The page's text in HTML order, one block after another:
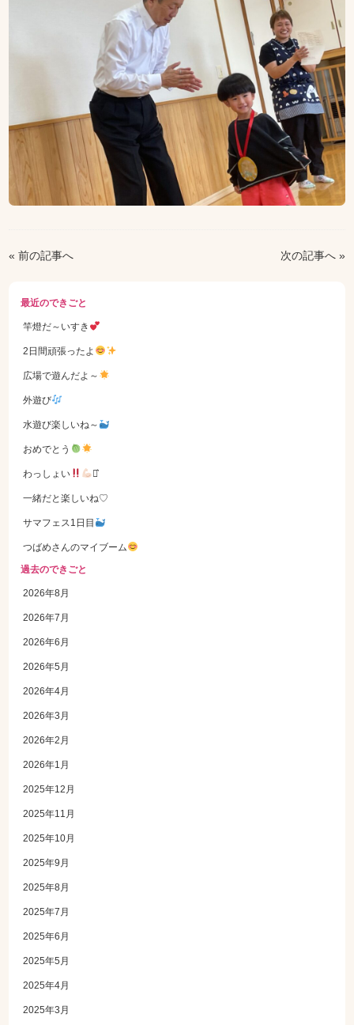
« 前の記事へ 次の記事へ »
最近のできごと
竿燈だ～いすき
2日間頑張ったよ
広場で遊んだよ～
外遊び
水遊び楽しいね～
おめでとう
わっしょい ⋆͛
一緒だと楽しいね♡
サマフェス1日目
つばめさんのマイブーム
過去のできごと
2026年8月
2026年7月
2026年6月
2026年5月
2026年4月
2026年3月
2026年2月
2026年1月
2025年12月
2025年11月
2025年10月
2025年9月
2025年8月
2025年7月
2025年6月
2025年5月
2025年4月
2025年3月